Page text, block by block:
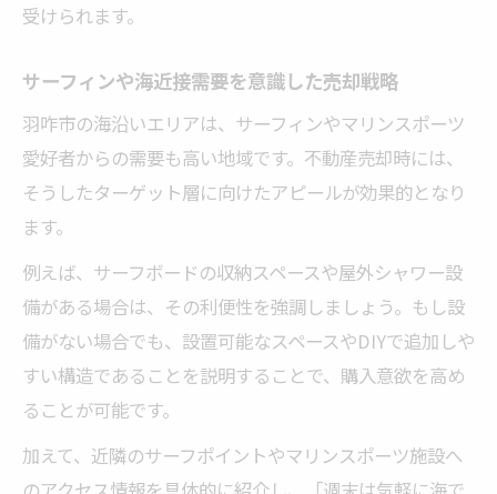
受けられます。
サーフィンや海近接需要を意識した売却戦略
羽咋市の海沿いエリアは、サーフィンやマリンスポーツ
愛好者からの需要も高い地域です。不動産売却時には、
そうしたターゲット層に向けたアピールが効果的となり
ます。
例えば、サーフボードの収納スペースや屋外シャワー設
備がある場合は、その利便性を強調しましょう。もし設
備がない場合でも、設置可能なスペースやDIYで追加しや
すい構造であることを説明することで、購入意欲を高め
ることが可能です。
加えて、近隣のサーフポイントやマリンスポーツ施設へ